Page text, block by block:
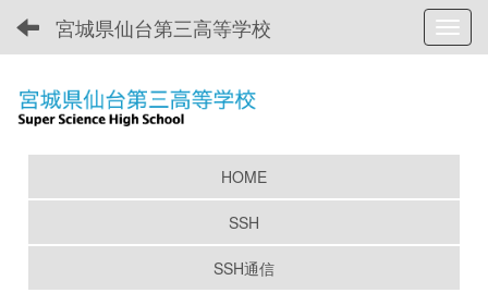
宮城県仙台第三高等学校
HOME
SSH
SSH通信